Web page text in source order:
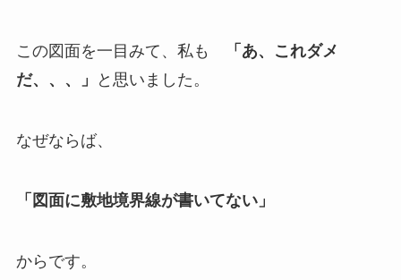
この図面を一目みて、私も
「あ、これダメ
だ、、、」
と思いました。
なぜならば、
「図面に敷地境界線が書いてない」
からです。